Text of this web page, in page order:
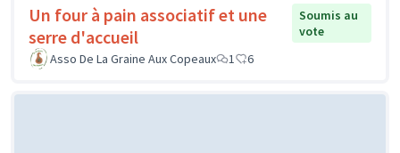
Un four à pain associatif et une
serre d'accueil
Soumis au
vote
Asso De La Graine Aux Copeaux
1 6